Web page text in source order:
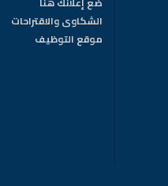
الشكاوى والاقتراحات
موقع التوظيف